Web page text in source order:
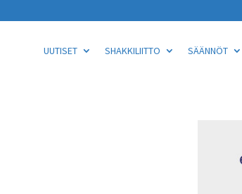
UUTISET SHAKKILIITTO SÄÄNNÖT